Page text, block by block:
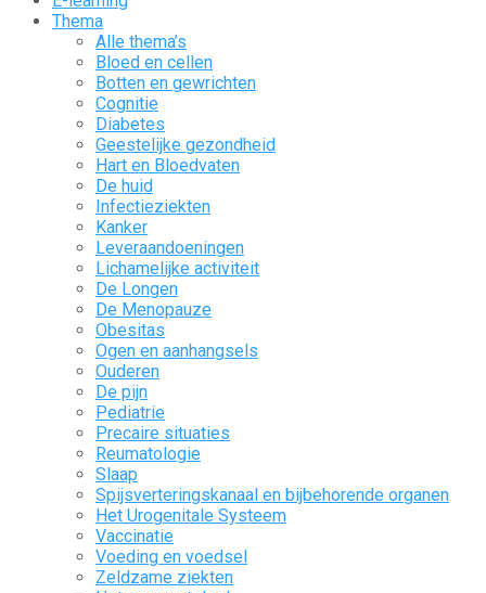
Thema
Alle thema’s
Bloed en cellen
Botten en gewrichten
Cognitie
Diabetes
Geestelijke gezondheid
Hart en Bloedvaten
De huid
Infectieziekten
Kanker
Leveraandoeningen
Lichamelijke activiteit
De Longen
De Menopauze
Obesitas
Ogen en aanhangsels
Ouderen
De pijn
Pediatrie
Precaire situaties
Reumatologie
Slaap
Spijsverteringskanaal en bijbehorende organen
Het Urogenitale Systeem
Vaccinatie
Voeding en voedsel
Zeldzame ziekten